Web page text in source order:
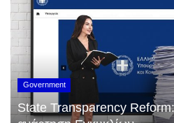
Government
State Transparency